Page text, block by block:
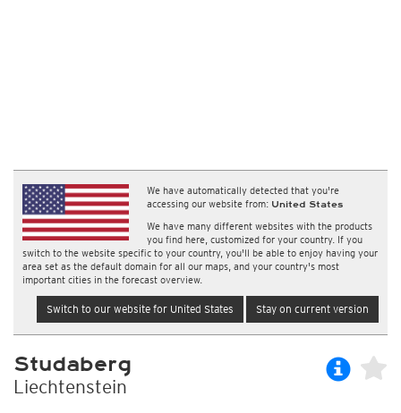
We have automatically detected that you're
accessing our website from: United States
We have many different websites with the products
you find here, customized for your country. If you
switch to the website specific to your country, you'll be able to enjoy having your
area set as the default domain for all our maps, and your country's most
important cities in the forecast overview.
Switch to our website for United States Stay on current version
Studaberg
Liechtenstein